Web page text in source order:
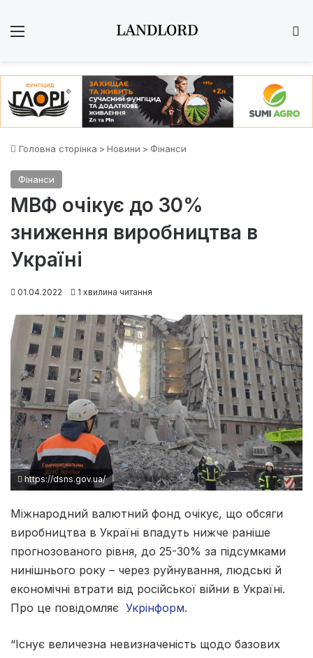
Головна сторінка > Новини > Фінанси
Фінанси
МВФ очікує до 30%
зниження виробництва в
Україні
01.04.2022 1 хвилина читання
https://dsns.gov.ua/
Міжнародний валютний фонд очікує, що обсяги
виробництва в Україні впадуть нижче раніше
прогнозованого рівня, до 25-30% за підсумками
нинішнього року – через руйнування, людські й
економічні втрати від російської війни в Україні.
Про це повідомляє Укрінформ.
“Існує величезна невизначеність щодо базових